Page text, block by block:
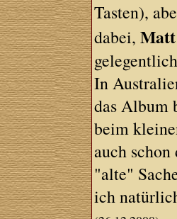
Tasten),
dabei,
In
das Album
beim
auch
"alte"
ich